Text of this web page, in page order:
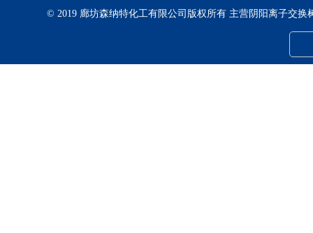
© 2019 廊坊森纳特化工有限公司版权所有 主营阴阳离子交换